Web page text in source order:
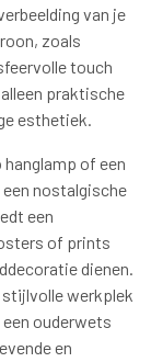
van je
zoals
touch
praktische
esthetiek.
of een
nostalgische
een
of prints
dienen.
stijlvolle werkplek
ouderwets
en